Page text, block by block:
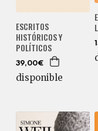
ESCRITOS
HISTÓRICOS Y
POLÍTICOS
39,00€
disponible